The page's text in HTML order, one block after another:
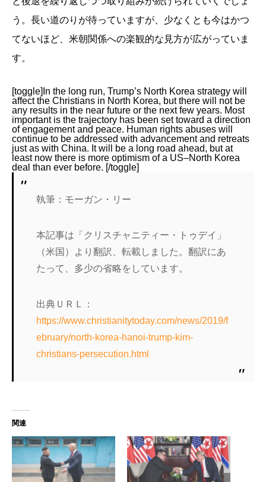
う。長い道のりが待っていますが、少なくとも今はかつ
てないほど、米朝関係への楽観的な見方が広がっていま
す。
[toggle]In the long run, Trump’s North Korea strategy will
affect the Christians in North Korea, but there will not be
any results in the near future or the next few years. Most
important is the trajectory has been set toward a direction
of engagement and peace. Human rights abuses will
continue to be addressed with advancement and retreats
just as with China. It will be a long road ahead, but at
least now there is more optimism of a US–North Korea
deal than ever before. [/toggle]
執筆：モーガン・リー
本記事は「クリスチャニティー・トゥデイ」
（米国）より翻訳、転載しました。翻訳にあ
たって、多少の省略をしています。
出典ＵＲＬ：
https://www.christianitytoday.com/news/2019/f
ebruary/north-korea-hanoi-trump-kim-
christians-persecution.html
関連